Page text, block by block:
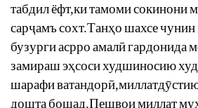
табдилёфт,китамомисокинони
сарҷамъсохт.Танҳошахсечунин
бузургиасрроамалӣгардонида
замирашэҳсосихудшиносию
шарафиватандорӣ,миллатдӯ
доштабошад.Пешвоимиллатму